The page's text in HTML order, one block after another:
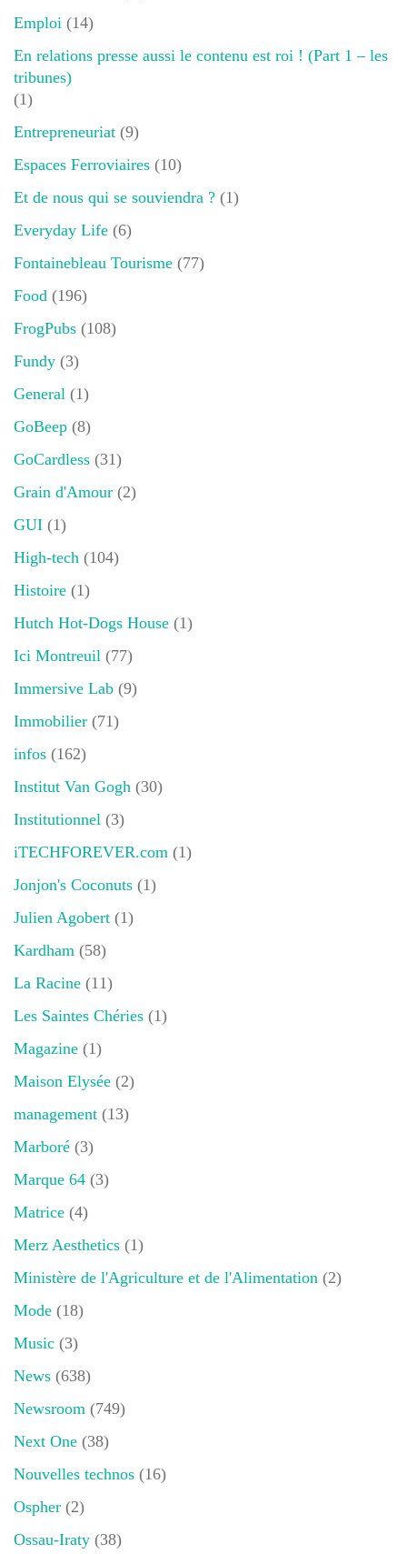
Emploi (14)
En relations presse aussi le contenu est roi ! (Part 1 – les
tribunes)
(1)
Entrepreneuriat (9)
Espaces Ferroviaires (10)
Et de nous qui se souviendra ? (1)
Everyday Life (6)
Fontainebleau Tourisme (77)
Food (196)
FrogPubs (108)
Fundy (3)
General (1)
GoBeep (8)
GoCardless (31)
Grain d'Amour (2)
GUI (1)
High-tech (104)
Histoire (1)
Hutch Hot-Dogs House (1)
Ici Montreuil (77)
Immersive Lab (9)
Immobilier (71)
infos (162)
Institut Van Gogh (30)
Institutionnel (3)
iTECHFOREVER.com (1)
Jonjon's Coconuts (1)
Julien Agobert (1)
Kardham (58)
La Racine (11)
Les Saintes Chéries (1)
Magazine (1)
Maison Elysée (2)
management (13)
Marboré (3)
Marque 64 (3)
Matrice (4)
Merz Aesthetics (1)
Ministère de l'Agriculture et de l'Alimentation (2)
Mode (18)
Music (3)
News (638)
Newsroom (749)
Next One (38)
Nouvelles technos (16)
Ospher (2)
Ossau-Iraty (38)